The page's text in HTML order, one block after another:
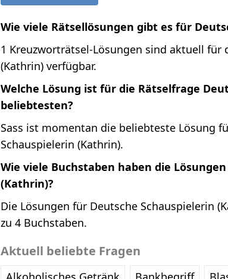
Wie viele Rätsellösungen gibt es für
1 Kreuzworträtsel-Lösungen sind aktuell für
(Kathrin) verfügbar.
Welche Lösung ist für die Rätselfrage
beliebtesten?
Sass ist momentan die beliebteste Lösung
Schauspielerin (Kathrin).
Wie viele Buchstaben haben die
(Kathrin)?
Die Lösungen für Deutsche Schauspielerin
zu 4 Buchstaben.
Aktuell beliebte Fragen